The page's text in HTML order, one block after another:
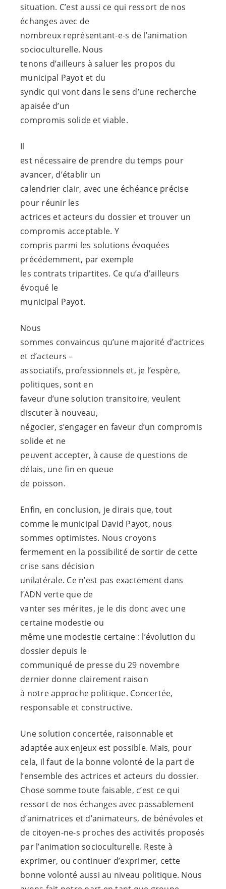
situation. C’est aussi ce qui ressort de nos
échanges avec de
nombreux représentant-e-s de l’animation
socioculturelle. Nous
tenons d’ailleurs à saluer les propos du
municipal Payot et du
syndic qui vont dans le sens d’une recherche
apaisée d’un
compromis solide et viable.
Il
est nécessaire de prendre du temps pour
avancer, d’établir un
calendrier clair, avec une échéance précise
pour réunir les
actrices et acteurs du dossier et trouver un
compromis acceptable. Y
compris parmi les solutions évoquées
précédemment, par exemple
les contrats tripartites. Ce qu’a d’ailleurs
évoqué le
municipal Payot.
Nous
sommes convaincus qu’une majorité d’actrices
et d’acteurs –
associatifs, professionnels et, je l’espère,
politiques, sont en
faveur d’une solution transitoire, veulent
discuter à nouveau,
négocier, s’engager en faveur d’un compromis
solide et ne
peuvent accepter, à cause de questions de
délais, une fin en queue
de poisson.
Enfin, en conclusion, je dirais que, tout
comme le municipal David Payot, nous
sommes optimistes. Nous croyons
fermement en la possibilité de sortir de cette
crise sans décision
unilatérale. Ce n’est pas exactement dans
l’ADN verte que de
vanter ses mérites, je le dis donc avec une
certaine modestie ou
même une modestie certaine : l’évolution du
dossier depuis le
communiqué de presse du 29 novembre
dernier donne clairement raison
à notre approche politique. Concertée,
responsable et constructive.
Une solution concertée, raisonnable et
adaptée aux enjeux est possible. Mais, pour
cela, il faut de la bonne volonté de la part de
l’ensemble des actrices et acteurs du dossier.
Chose somme toute faisable, c’est ce qui
ressort de nos échanges avec passablement
d’animatrices et d’animateurs, de bénévoles et
de citoyen-ne-s proches des activités proposés
par l’animation socioculturelle. Reste à
exprimer, ou continuer d’exprimer, cette
bonne volonté aussi au niveau politique. Nous